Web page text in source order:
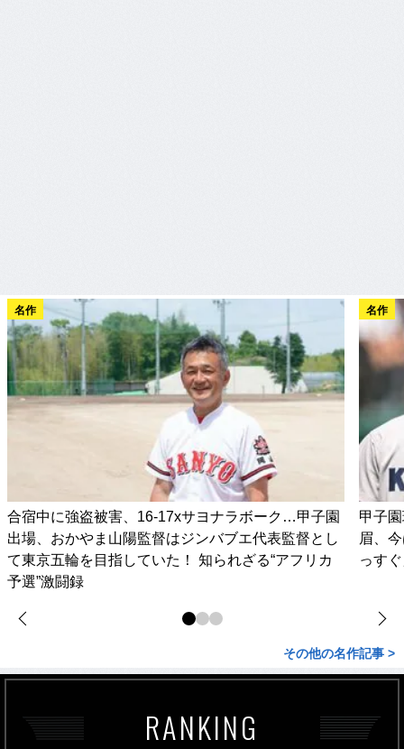
名作
合宿中に強盗被害、16-17xサヨナラボーク…甲子園
出場、おかやま山陽監督はジンバブエ代表監督とし
て東京五輪を目指していた！ 知られざる“アフリカ
予選”激闘録
名作
甲子
眉、
っす
その他の名作記事 >
RANKING